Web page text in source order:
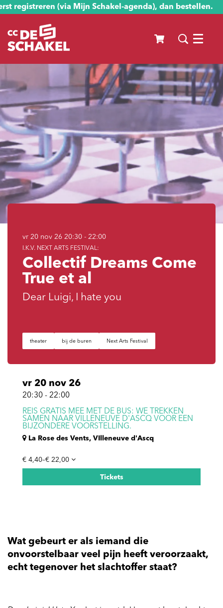
registreren (via Mijn Schakel-agenda), dan bestellen.
Menu
Collectif Dreams Come
True et al
Dear Luigi, I hate you
I.K.V. NEXT ARTS FESTIVAL:
vr 20 nov 26 20:30 - 22:00
theater bij de buren Next Arts Festival
vr 20 nov 26
20:30 - 22:00
REIS GRATIS MEE MET DE BUS: WE TREKKEN
SAMEN NAAR VILLENEUVE D'ASCQ VOOR EEN
BIJZONDERE VOORSTELLING.
La Rose des Vents, VIlleneuve d'Ascq
€ 4,40–€ 22,00
Tickets
Wat gebeurt er als iemand die
onvoorstelbaar veel pijn heeft veroorzaakt,
echt tegenover het slachtoffer staat?